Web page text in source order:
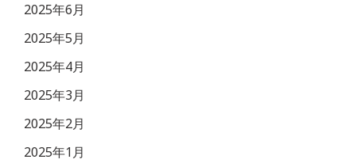
2025年6月
2025年5月
2025年4月
2025年3月
2025年2月
2025年1月